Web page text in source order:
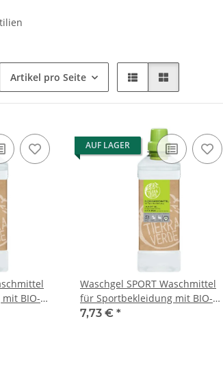
Artikel pro Seite
BIO-
Liter)
AUF LAGER
Waschgel SPORT Waschmittel
für Sportbekleidung mit BIO-
Eukalyptusöl 1000ml (1 Liter)
7,73 € *